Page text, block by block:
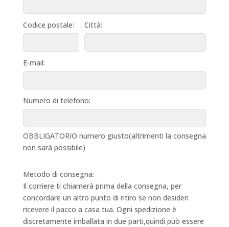
Codice postale: Città:
E-mail:
Numero di telefono:
OBBLIGATORIO numero giusto(altrimenti la consegna
non sarà possibile)
Metodo di consegna:
Il corriere ti chiamerà prima della consegna, per
concordare un altro punto di ritiro se non desideri
ricevere il pacco a casa tua. Ogni spedizione è
discretamente imballata in due parti,quindi può essere